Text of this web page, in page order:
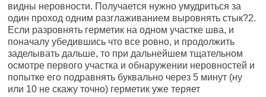
видны неровности. Получается нужно умудриться за
один проход одним разглаживанием выровнять стык?2.
Если разровнять герметик на одном участке шва, и
поначалу убедившись что все ровно, и продолжить
заделывать дальше, то при дальнейшем тщательном
осмотре первого участка и обнаружении неровностей и
попытке его подравнять буквально через 5 минут (ну
или 10 не скажу точно) герметик уже теряет